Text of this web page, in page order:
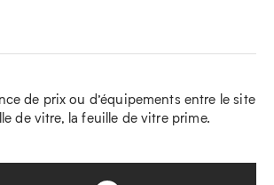
de prix ou d’équipements entre le site
de vitre, la feuille de vitre prime.